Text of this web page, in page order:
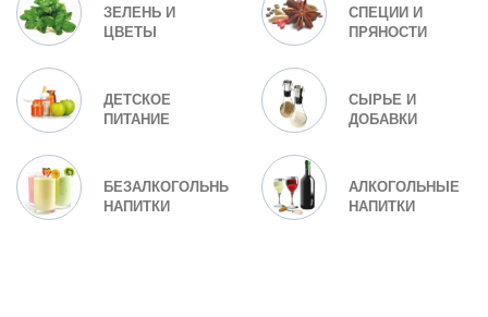
ЗЕЛЕНЬ И
ЦВЕТЫ
СПЕЦИИ И
ПРЯНОСТИ
ДЕТСКОЕ
ПИТАНИЕ
СЫРЬЕ И
ДОБАВКИ
БЕЗАЛКОГОЛЬНЫЕ
НАПИТКИ
АЛКОГОЛЬНЫЕ
НАПИТКИ